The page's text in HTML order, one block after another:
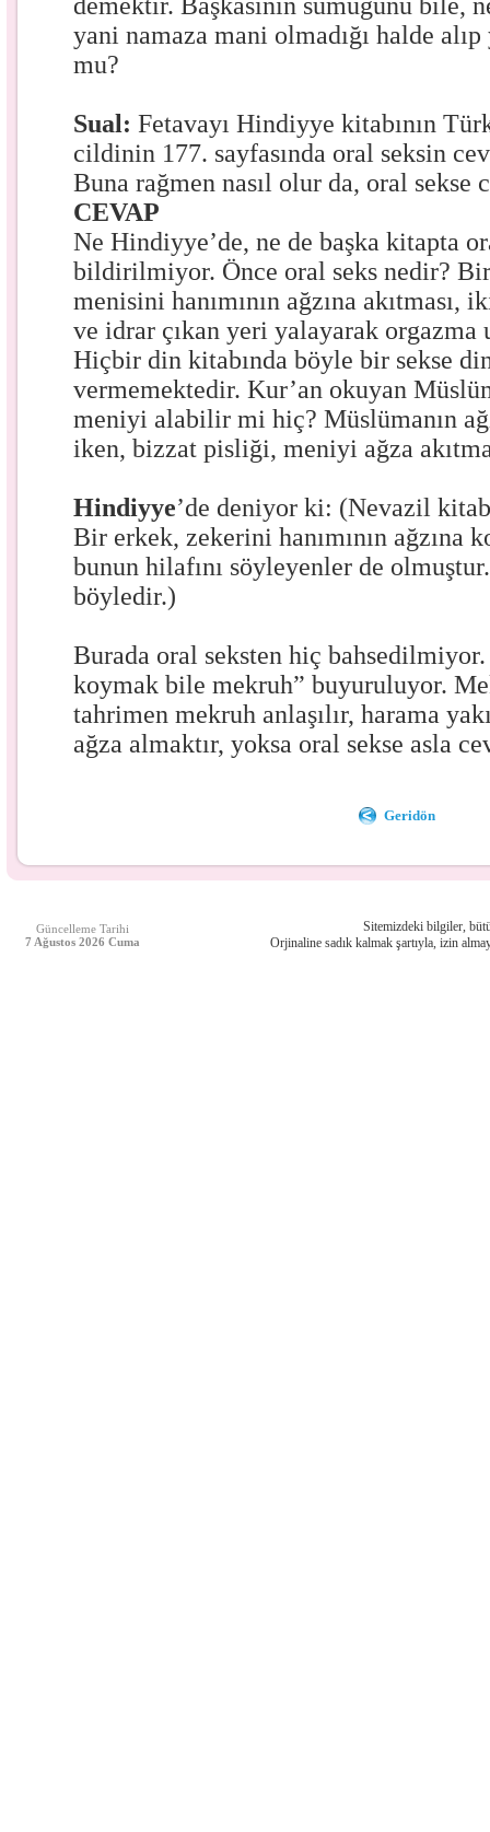
yani namaza mani olmadığı halde
mu?
Sual: Fetavayı Hindiyye kitabının
cildinin 177. sayfasında oral seksin
Buna rağmen nasıl olur da, oral
CEVAP
Ne Hindiyye’de, ne de başka kitapta
bildirilmiyor. Önce oral seks nedir?
menisini hanımının ağzına akıtması,
ve idrar çıkan yeri yalayarak orgazma
Hiçbir din kitabında böyle bir sekse
vermemektedir. Kur’an okuyan
meniyi alabilir mi hiç? Müslümanın
iken, bizzat pisliği, meniyi ağza
Hindiyye’de deniyor ki: (Nevazil
Bir erkek, zekerini hanımının ağzına
bunun hilafını söyleyenler de
böyledir.)
Burada oral seksten hiç
koymak bile mekruh” buyuruluyor.
tahrimen mekruh anlaşılır, harama
ağza almaktır, yoksa oral sekse asla
Geridön
Güncelleme Tarihi
7 Ağustos 2026 Cuma
Sitemizdeki bilgiler,
Orjinaline sadık kalmak şartıyla, izin